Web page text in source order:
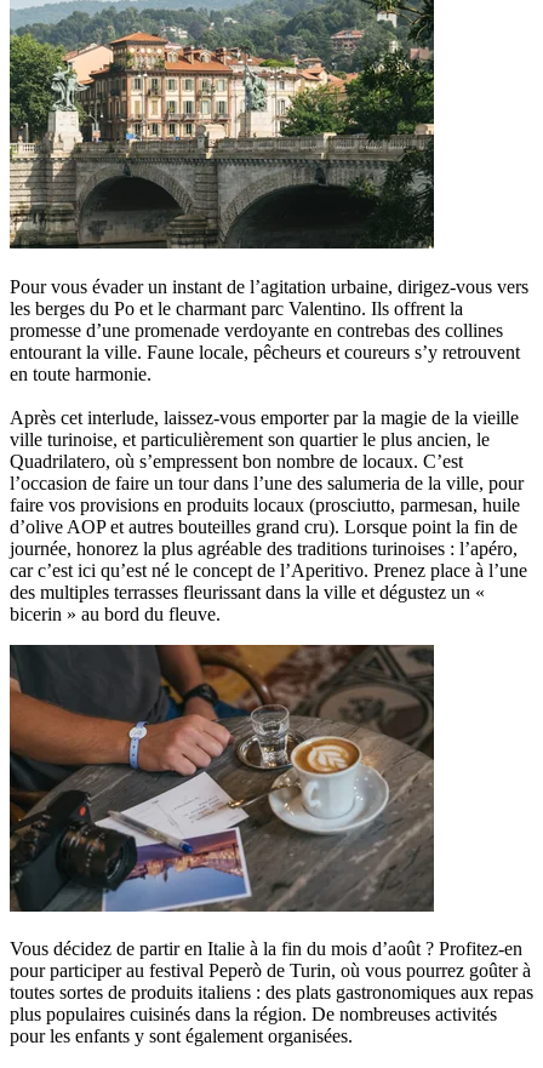
Pour vous évader un instant de l’agitation urbaine, dirigez-vous vers
les berges du Po et le charmant parc Valentino. Ils offrent la
promesse d’une promenade verdoyante en contrebas des collines
entourant la ville. Faune locale, pêcheurs et coureurs s’y retrouvent
en toute harmonie.
Après cet interlude, laissez-vous emporter par la magie de la vieille
ville turinoise, et particulièrement son quartier le plus ancien, le
Quadrilatero, où s’empressent bon nombre de locaux. C’est
l’occasion de faire un tour dans l’une des salumeria de la ville, pour
faire vos provisions en produits locaux (prosciutto, parmesan, huile
d’olive AOP et autres bouteilles grand cru). Lorsque point la fin de
journée, honorez la plus agréable des traditions turinoises : l’apéro,
car c’est ici qu’est né le concept de l’Aperitivo. Prenez place à l’une
des multiples terrasses fleurissant dans la ville et dégustez un «
bicerin » au bord du fleuve.
Vous décidez de partir en Italie à la fin du mois d’août ? Profitez-en
pour participer au festival Peperò de Turin, où vous pourrez goûter à
toutes sortes de produits italiens : des plats gastronomiques aux repas
plus populaires cuisinés dans la région. De nombreuses activités
pour les enfants y sont également organisées.